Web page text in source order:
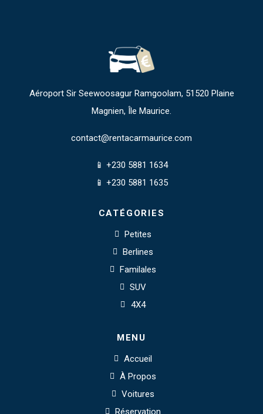
Aéroport Sir Seewoosagur Ramgoolam, 51520 Plaine
Magnien, Île Maurice.
contact@rentacarmaurice.com
📱 +230 5881 1634
📱 +230 5881 1635
CATÉGORIES
Petites
Berlines
Familales
SUV
4X4
MENU
Accueil
À Propos
Voitures
Réservation